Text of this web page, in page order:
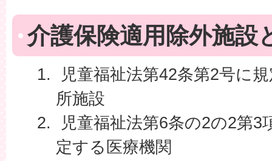
介護保険適用除外施設
児童福祉法第42条第2号に
所施設
児童福祉法第6条の2の2第3
定する医療機関